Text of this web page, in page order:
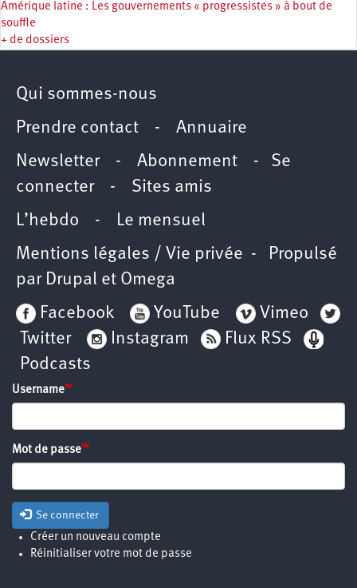
Amérique latine : Les gouvernements « progressistes » à bout de
souffle
+ de dossiers
Qui sommes-nous
Prendre contact - Annuaire
Newsletter - Abonnement - Se
connecter- Sites amis
L’hebdo - Le mensuel
Mentions légales / Vie privée - Propulsé
par Drupal et Omega
Facebook
YouTube
Vimeo
Twitter
Instagram
Flux RSS
Podcasts
Username
Mot de passe
Se connecter
Créer un nouveau compte
Réinitialiser votre mot de passe